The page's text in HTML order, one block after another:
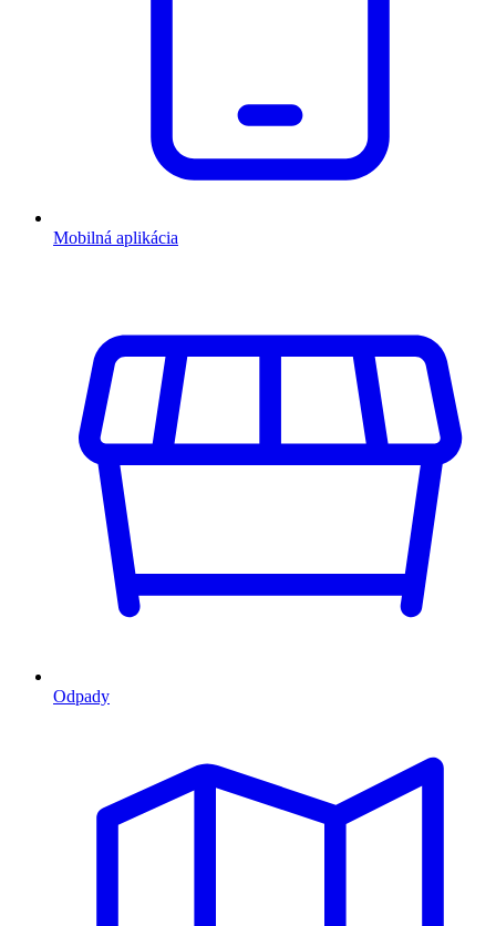
Mobilná aplikácia
Odpady